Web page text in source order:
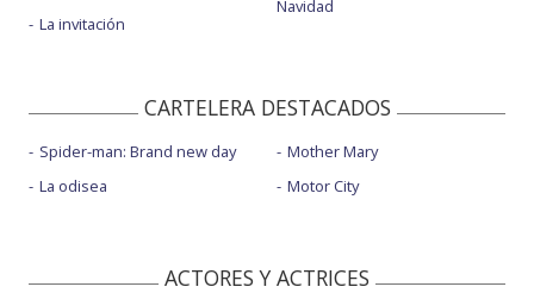
La invitación
Navidad
CARTELERA DESTACADOS
Spider-man: Brand new day
La odisea
Mother Mary
Motor City
ACTORES Y ACTRICES